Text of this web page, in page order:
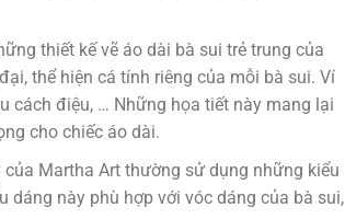
thiết kế vẽ áo dài bà sui trẻ trung của
thể hiện cá tính riêng của mỗi bà sui. Ví
cách điệu, … Những họa tiết này mang lại
cho chiếc áo dài.
Martha Art thường sử dụng những kiểu
dáng này phù hợp với vóc dáng của bà sui,